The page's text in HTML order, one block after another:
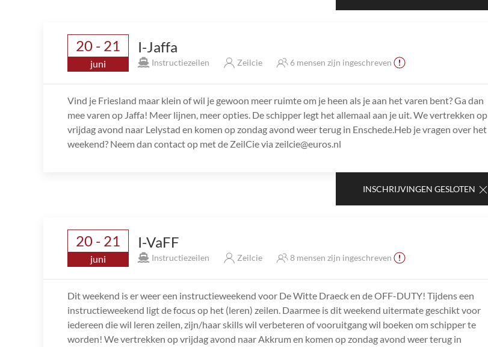
20 - 21
juni
I-Jaffa
Instructiezeilen Zeilcie 6 mensen zijn ingeschreven
Vind je Friesland maar klein of wil je gewoon meer ruimte om je heen als je aan het varen bent? Ga dan
mee varen op Jaffa! Meer lijnen, meer opties. De schipper legt het allemaal aan je uit. We vertrekken op
vrijdag avond naar Lelystad en komen op zondag avond weer terug in Enschede.Heb je vragen over het
weekend? Neem dan contact op met de ZeilCie via zeilcie@euros.nl
INSCHRIJVINGEN GESLOTEN
20 - 21
juni
I-VaFF
Instructiezeilen Zeilcie 8 mensen zijn ingeschreven
Dit weekend is er weer een instructieweekend voor De Witte Draeck en de OFF-DUTY! Tijdens een
instructieweekend ligt de focus op het (leren) zeilen. Daarmee is dit weekend uitermate geschikt voor
iedereen die wil leren zeilen, zijn/haar skills wil verbeteren of vooruitgang wil boeken om schipper te
worden! We vertrekken op vrijdag avond naar Akkrum en komen op zondag avond weer terug in